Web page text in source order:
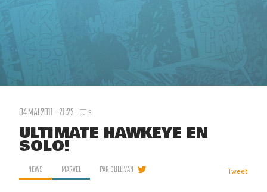
04 MAI 2011 - 21:22 3
ULTIMATE HAWKEYE EN
SOLO!
NEWS MARVEL PARSULLIVAN Tweet